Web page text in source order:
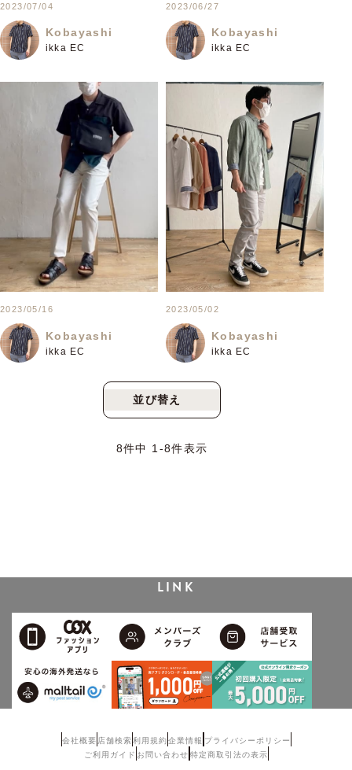
2023/07/04
Kobayashi
ikka EC
2023/06/27
Kobayashi
ikka EC
2023/05/16
Kobayashi
ikka EC
2023/05/02
Kobayashi
ikka EC
並び替え
8件中 1-8件表示
LINK
会社概要 店舗検索利用規約企業情報 プライバシーポリシー
ご利用ガイド お問い合わせ 特定商取引法の表示